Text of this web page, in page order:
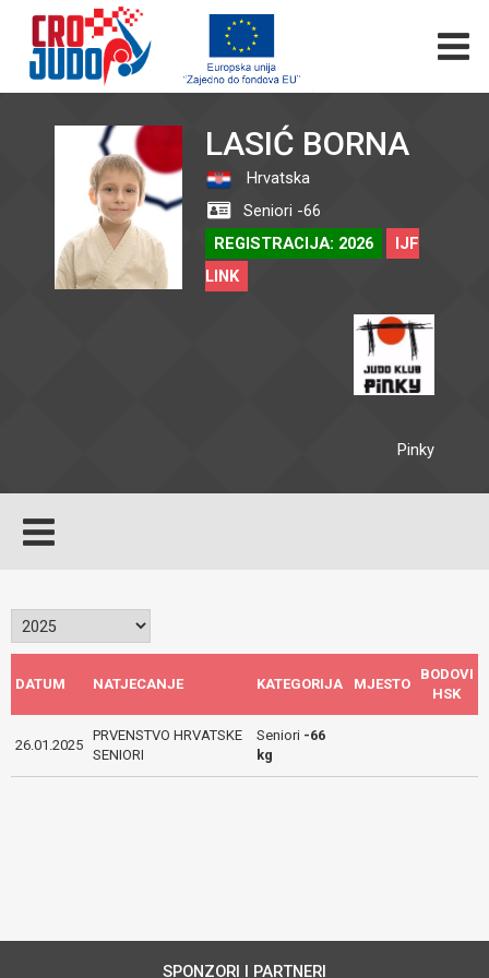
LASIĆ BORNA
Hrvatska
Seniori -66
REGISTRACIJA: 2026
IJF
LINK
Pinky
DATUM NATJECANJE KATEGORIJA MJESTO
BODOVI
HSK
26.01.2025
PRVENSTVO HRVATSKE
SENIORI
Seniori -66
kg
SPONZORI I PARTNERI